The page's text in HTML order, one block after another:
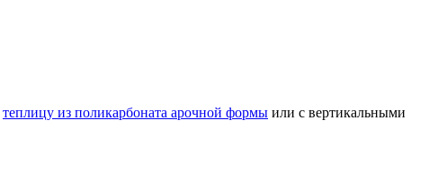
теплицу из поликарбоната арочной формы или с вертикальными